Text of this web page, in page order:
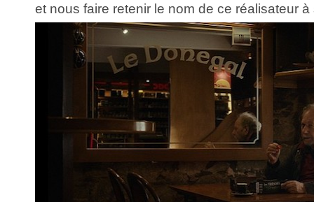
et nous faire retenir le nom de ce réalisateur à